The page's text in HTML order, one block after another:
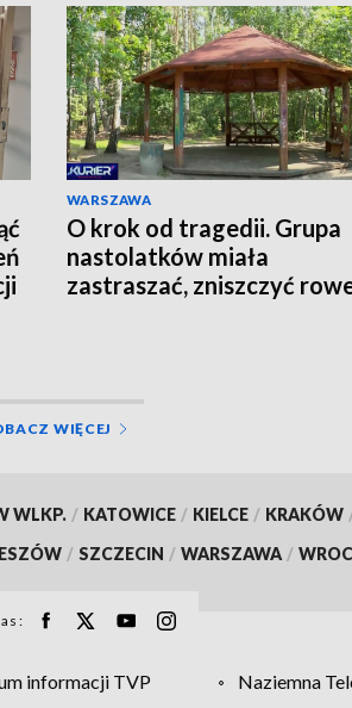
WARSZAWA
O krok od tragedii. Grupa
nastolatków miała
zastraszać, zniszczyć
WIĘCEJ
WLKP. / KATOWICE / KIELCE / KRAKÓW
/ SZCZECIN / WARSZAWA /
informacji TVP Naziemna